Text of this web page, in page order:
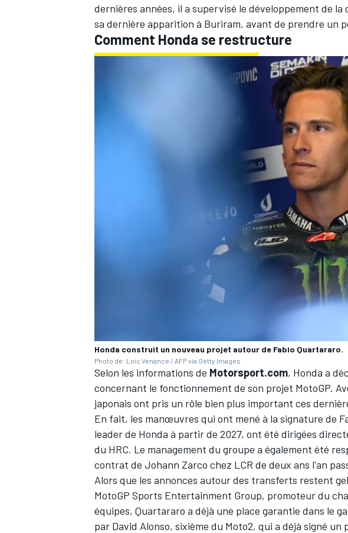
AUTRES CHAMPIONNATS
dernières années, il a supervisé le développement de
sa dernière apparition à Buriram, avant de prendre un
Comment Honda se restructure
Honda construit un nouveau projet autour de Fabio Quartararo.
Photo de: Loic Venance / AFP via Getty Images
Selon les informations de Motorsport.com, Honda a
concernant le fonctionnement de son projet MotoGP.
japonais ont pris un rôle bien plus important ces
En fait, les manœuvres qui ont mené à la signature de
leader de Honda à partir de 2027, ont été dirigées
du HRC. Le management du groupe a également été
contrat de Johann Zarco chez LCR de deux ans l'an
Alors que les annonces autour des transferts restent
MotoGP Sports Entertainment Group, promoteur du
équipes, Quartararo a déjà une place garantie dans le
par David Alonso, sixième du Moto2, qui a déjà signé